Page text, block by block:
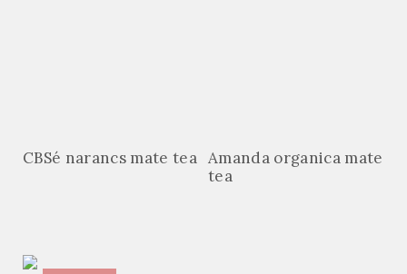
CBSé narancs mate tea Amanda organica mate
tea